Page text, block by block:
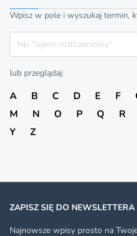
Wpisz w pole i wyszukaj termin,
Szukaj
lub przeglądaj:
A B C D E F
M
N O P Q R
Y
Z
ZAPISZ SIĘ DO NEWSLETTERA
Najnowsze wpisy prosto na